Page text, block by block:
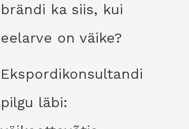
brändi ka siis, kui
eelarve on väike?
Ekspordikonsultandi
pilgu läbi: